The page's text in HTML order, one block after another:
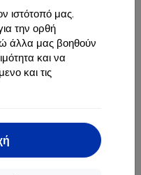
ιστότοπό μας.
την ορθή
άλλα μας βοηθούν
και να
και τις